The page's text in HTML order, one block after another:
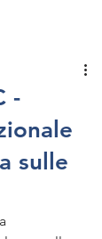
-
sulle